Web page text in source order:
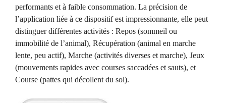
performants et à faible consommation. La précision de
l’application liée à ce dispositif est impressionnante, elle peut
distinguer différentes activités : Repos (sommeil ou
immobilité de l’animal), Récupération (animal en marche
lente, peu actif), Marche (activités diverses et marche), Jeux
(mouvements rapides avec courses saccadées et sauts), et
Course (pattes qui décollent du sol).